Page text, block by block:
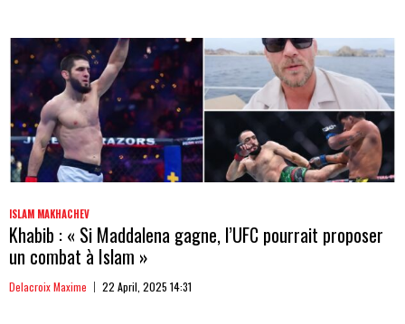
ISLAM MAKHACHEV
Khabib : « Si Maddalena gagne, l’UFC pourrait proposer
un combat à Islam »
Delacroix Maxime 22 April, 2025 14:31